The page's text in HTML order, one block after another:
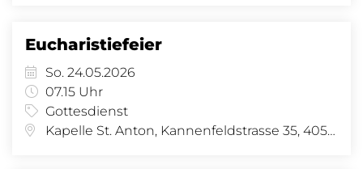
Eucharistiefeier
So. 24.05.2026
07.15 Uhr
Gottesdienst
Kapelle St. Anton, Kannenfeldstrasse 35, 4056 Basel